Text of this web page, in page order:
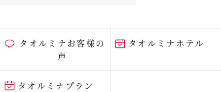
タオルミナお客様の
声
タオルミナホテル
タオルミナプラン